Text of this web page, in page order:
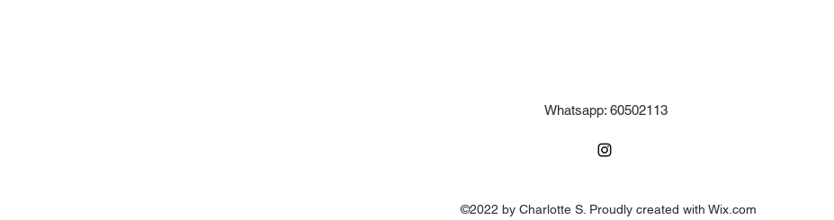
Whatsapp: 60502113
©2022 by Charlotte S. Proudly created with Wix.com